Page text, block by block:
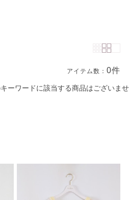
アイテム数：0件
ーワードに該当する商品はございませ